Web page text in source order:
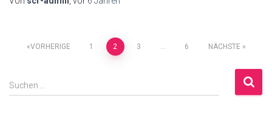
Seitennummerierung
der
VORHERIGE 1 2 3 … 6 NÄCHSTE
S
u
Suchen …